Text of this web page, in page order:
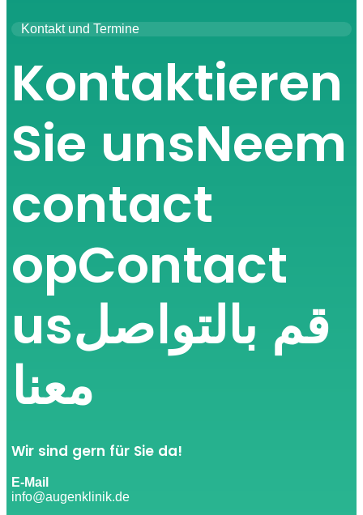
Kontakt und Termine
Kontaktieren
Sie unsNeem
contact
opContact
usقم بالتواصل
معنا
Wir sind gern für Sie da!
E-Mail
info@augenklinik.de